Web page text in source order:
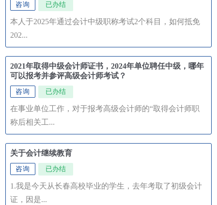
咨询 已办结
本人于2025年通过会计中级职称考试2个科目，如何抵免
202...
2021年取得中级会计师证书，2024年单位聘任中级，哪年
可以报考并参评高级会计师考试？
咨询 已办结
在事业单位工作，对于报考高级会计师的“取得会计师职
称后相关工...
关于会计继续教育
咨询 已办结
1.我是今天从长春高校毕业的学生，去年考取了初级会计
证，因是...